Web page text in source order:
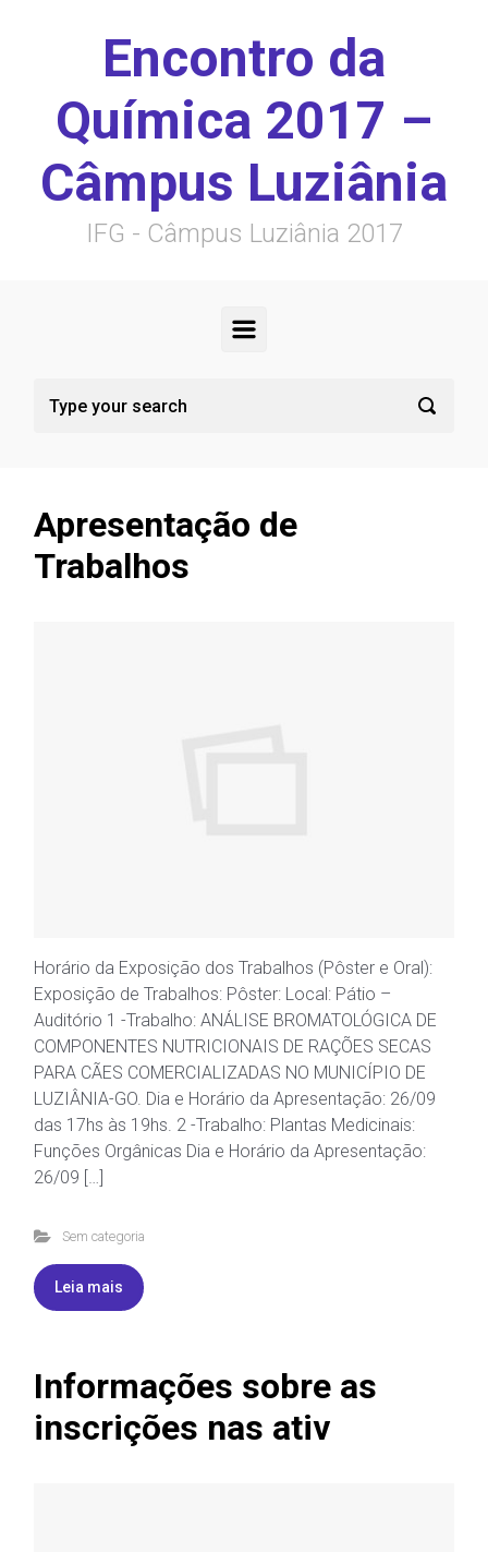
Encontro da
Química 2017 –
Câmpus Luziânia
IFG - Câmpus Luziânia 2017
Apresentação de
Trabalhos
Horário da Exposição dos Trabalhos (Pôster e Oral):
Exposição de Trabalhos: Pôster: Local: Pátio –
Auditório 1 -Trabalho: ANÁLISE BROMATOLÓGICA DE
COMPONENTES NUTRICIONAIS DE RAÇÕES SECAS
PARA CÃES COMERCIALIZADAS NO MUNICÍPIO DE
LUZIÂNIA-GO. Dia e Horário da Apresentação: 26/09
das 17hs às 19hs. 2 -Trabalho: Plantas Medicinais:
Funções Orgânicas Dia e Horário da Apresentação:
26/09 […]
Sem categoria
Leia mais
Informações sobre as
inscrições nas ativ